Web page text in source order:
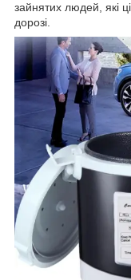
зайнятих людей, які
дорозі.